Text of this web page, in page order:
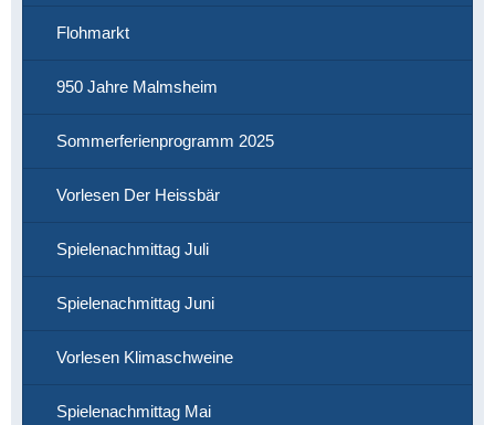
Flohmarkt
950 Jahre Malmsheim
Sommerferienprogramm 2025
Vorlesen Der Heissbär
Spielenachmittag Juli
Spielenachmittag Juni
Vorlesen Klimaschweine
Spielenachmittag Mai